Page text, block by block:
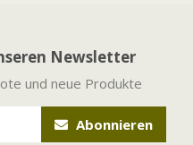
Newsletter
und neue Produkte
Abonnieren